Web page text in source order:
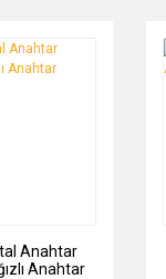
Anahtar
Anahtar